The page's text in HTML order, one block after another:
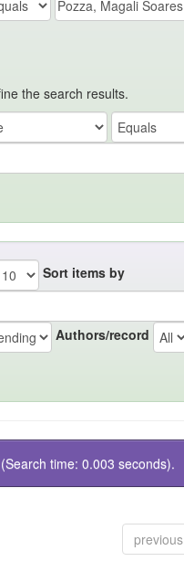
the search results.
Sort items by
Authors/record
time: 0.003 seconds).
previous